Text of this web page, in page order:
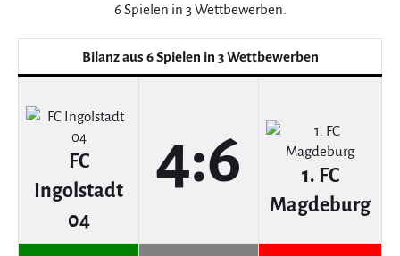
6 Spielen in 3 Wettbewerben.
Bilanz aus 6 Spielen in 3 Wettbewerben
FC
Ingolstadt
04
4:6
1. FC
Magdeburg